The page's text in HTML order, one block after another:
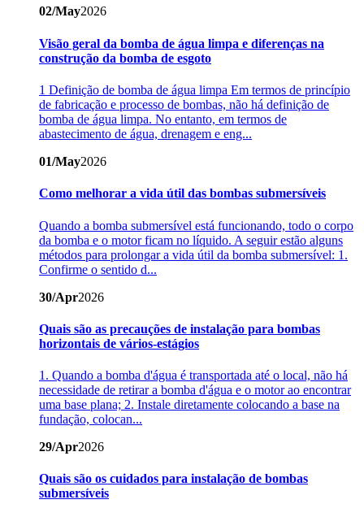
02/May2026
Visão geral da bomba de água limpa e diferenças na
construção da bomba de esgoto
1 Definição de bomba de água limpa Em termos de princípio
de fabricação e processo de bombas, não há definição de
bomba de água limpa. No entanto, em termos de
abastecimento de água, drenagem e eng...
01/May2026
Como melhorar a vida útil das bombas submersíveis
Quando a bomba submersível está funcionando, todo o corpo
da bomba e o motor ficam no líquido. A seguir estão alguns
métodos para prolongar a vida útil da bomba submersível: 1.
Confirme o sentido d...
30/Apr2026
Quais são as precauções de instalação para bombas
horizontais de vários-estágios
1. Quando a bomba d'água é transportada até o local, não há
necessidade de retirar a bomba d'água e o motor ao encontrar
uma base plana; 2. Instale diretamente colocando a base na
fundação, colocan...
29/Apr2026
Quais são os cuidados para instalação de bombas
submersíveis